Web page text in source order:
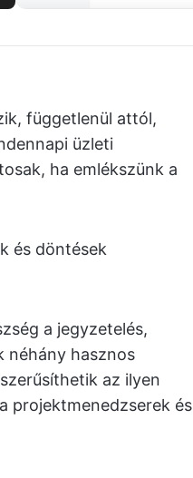
függetlenül attól,
üzleti
ha emlékszünk a
és döntések
a jegyzetelés,
néhány hasznos
az ilyen
projektmenedzserek és